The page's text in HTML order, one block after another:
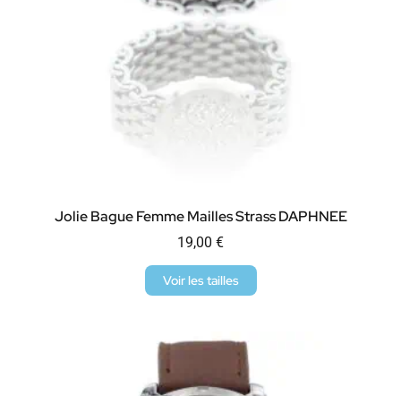
Jolie Bague Femme Mailles Strass DAPHNEE
19,00 €
Voir les tailles